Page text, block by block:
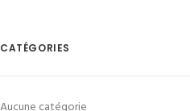
CATÉGORIES